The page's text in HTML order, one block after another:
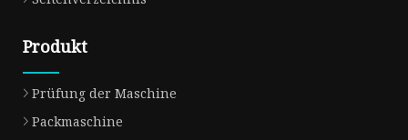
Produkt
Prüfung der Maschine
Packmaschine